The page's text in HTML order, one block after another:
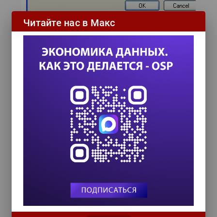
"Мы занимаемся развитием технологий RSS
и Skype уже 5 лет и хорошо знаем
потребности наших клиентов, - заявил Энди
Чейни, глава отдела маркетинга компании
ExtraLabs Software. - Мы постоянно
повышаем эффективность наших решений и
гордимся тем, что наши продукты становятся
все более и более популярны. Мы готовы
сделать все возможное, чтобы создаваемые
нами решения учитывали все требования
наших клиентов к функциональности".
Пользователи Skype Recorder высоко оценят
широкий диапазон функций, реализованных
лицензии (13,95 долларов США), включая
право получения бесплатных обновлений.
Полнофункциональная версия Skype
Читайте нас в Макс